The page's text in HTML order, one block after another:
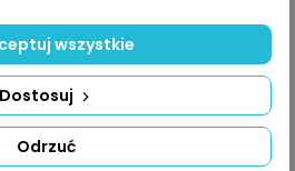
modeli i zobacz, co ciekawego jest
Odrzuć
Dostosuj
wszystkie